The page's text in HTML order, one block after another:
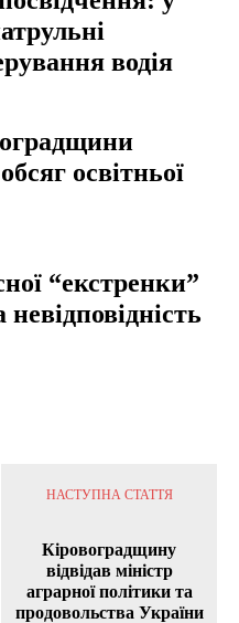
водія
освітньої
“екстренки”
НАСТУПНА СТАТТЯ
Кіровоградщину
відвідав міністр
аграрної політики та
продовольства України